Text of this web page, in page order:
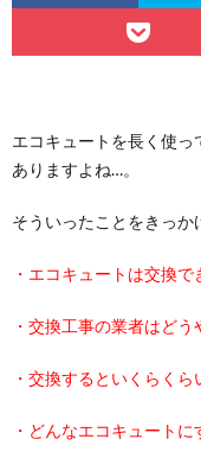
エコキュートを長く使
ありますよね…。
そういったことをきっか
・エコキュートは交換で
・交換工事の業者はどう
・交換するといくらく
・どんなエコキュート